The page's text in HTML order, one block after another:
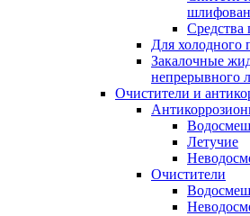
Для холодного
Закалочные
непрерывного
Очистители и
Летучие
Очистители